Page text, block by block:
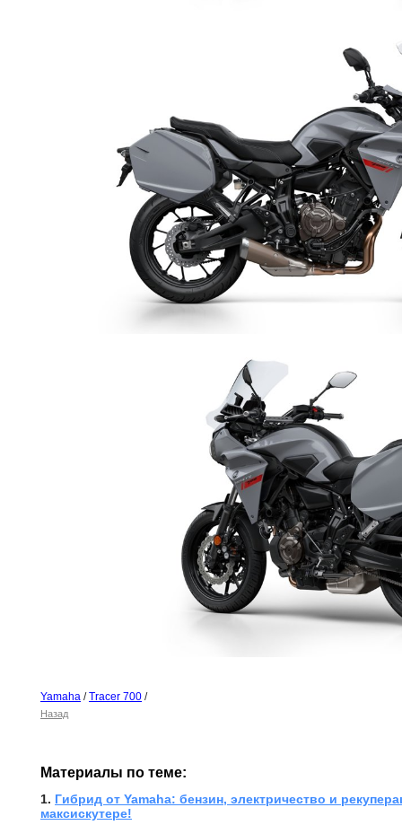
Yamaha /Tracer 700 /
Назад
Материалы по теме:
1. Гибрид от Yamaha: бензин, электричество и
максискутере!